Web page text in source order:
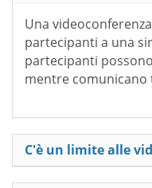
Una
partecipanti a una
partecipanti
mentre comunicano
C'è un limite alle